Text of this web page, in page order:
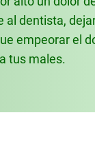
al dentista,
empeorar el
tus males.